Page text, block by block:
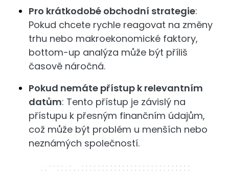
Pro krátkodobé obchodní strategie:
Pokud chcete rychle reagovat na změny
trhu nebo makroekonomické faktory,
bottom-up analýza může být příliš
časově náročná.
Pokud nemáte přístup k relevantním
datům: Tento přístup je závislý na
přístupu k přesným finančním údajům,
což může být problém u menších nebo
neznámých společností.
300 x 250